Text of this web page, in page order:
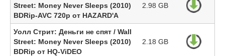
Street: Money Never Sleeps (2010)
BDRip-AVC 720p от HAZARD'A
2.98 GB
Уолл Стрит: Деньги не спят / Wall
Street: Money Never Sleeps (2010)
BDRip от HQ-ViDEO
2.18 GB